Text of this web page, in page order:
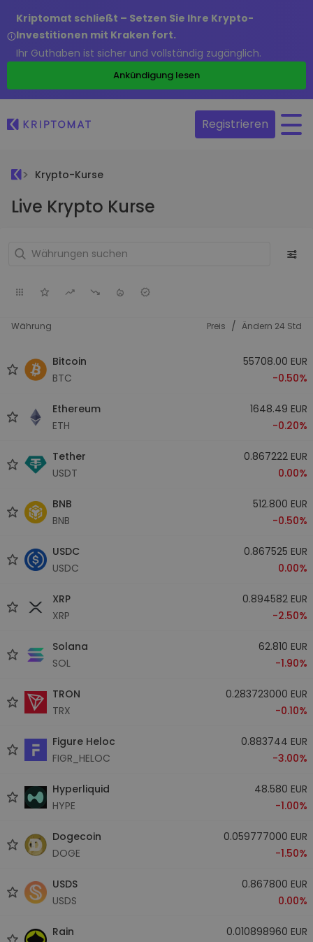
Kriptomat schließt – Setzen Sie Ihre Krypto-
Investitionen mit Kraken fort.
Ihr Guthaben ist sicher und vollständig zugänglich.
Ankündigung lesen
Registrieren
Krypto-Kurse
Live Krypto Kurse
Währung Preis / Ändern 24 Std
Bitcoin
BTC
55708.00 EUR
-0.50%
Ethereum
ETH
1648.49 EUR
-0.20%
Tether
USDT
0.867222 EUR
0.00%
BNB
BNB
512.800 EUR
-0.50%
USDC
USDC
0.867525 EUR
0.00%
XRP
XRP
0.894582 EUR
-2.50%
Solana
SOL
62.810 EUR
-1.90%
TRON
TRX
0.283723000 EUR
-0.10%
Figure Heloc
FIGR_HELOC
0.883744 EUR
-3.00%
Hyperliquid
HYPE
48.580 EUR
-1.00%
Dogecoin
DOGE
0.059777000 EUR
-1.50%
USDS
USDS
0.867800 EUR
0.00%
Rain
0.010898960 EUR